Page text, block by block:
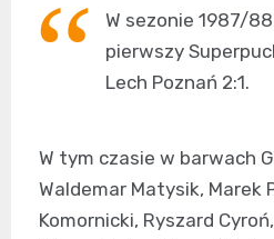
W sezonie 1987/
pierwszy
Lech Poznań 2:1.
W tym czasie w barwach
Waldemar Matysik, Marek
Komornicki, Ryszard